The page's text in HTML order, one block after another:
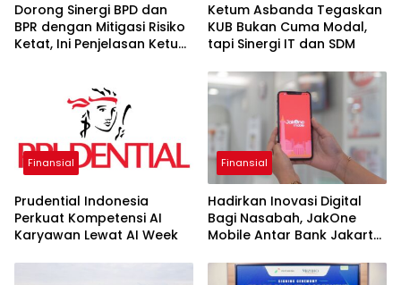
Dorong Sinergi BPD dan
BPR dengan Mitigasi Risiko
Ketat, Ini Penjelasan Ketum
Ketum Asbanda Tegaskan
KUB Bukan Cuma Modal,
tapi Sinergi IT dan SDM
Finansial
Prudential Indonesia
Perkuat Kompetensi AI
Karyawan Lewat AI Week
Finansial
Hadirkan Inovasi Digital
Bagi Nasabah, JakOne
Mobile Antar Bank Jakarta
Excellence Awards 2026